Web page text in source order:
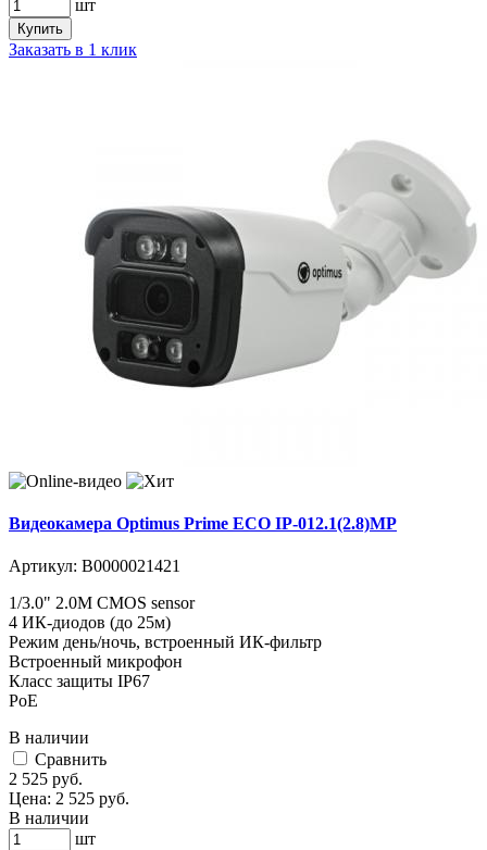
шт
Купить
Заказать в 1 клик
Видеокамера Optimus Prime ECO IP-012.1(2.8)MP
Артикул: В0000021421
1/3.0" 2.0M CMOS sensor
4 ИК-диодов (до 25м)
Режим день/ночь, встроенный ИК-фильтр
Встроенный микрофон
Класс защиты IР67
PoE
В наличии
Cравнить
2 525 руб.
Цена: 2 525 руб.
В наличии
шт